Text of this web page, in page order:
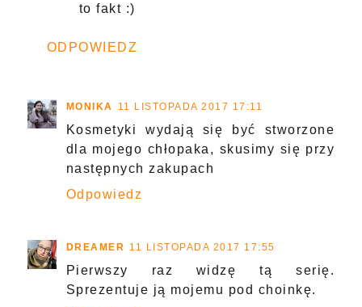
to fakt :)
ODPOWIEDZ
MONIKA 11 LISTOPADA 2017 17:11
Kosmetyki wydają się być stworzone
dla mojego chłopaka, skusimy się przy
następnych zakupach
Odpowiedz
DREAMER 11 LISTOPADA 2017 17:55
Pierwszy raz widzę tą serię.
Sprezentuje ją mojemu pod choinkę.